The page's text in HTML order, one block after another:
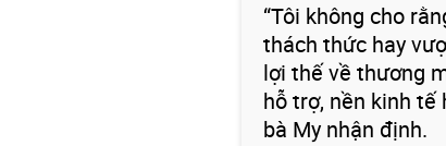
“Tôi không cho
thách thức hay
lợi thế về thương
hỗ trợ, nền kinh tế
bà My nhận định.